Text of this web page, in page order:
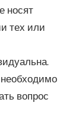
носят
тех или
вопрос